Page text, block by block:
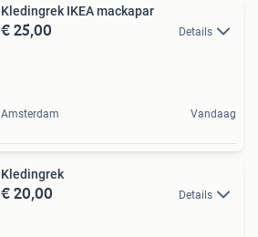
Kledingrek IKEA mackapar
€ 25,00 Details
Amsterdam Vandaag
Kledingrek
€ 20,00 Details